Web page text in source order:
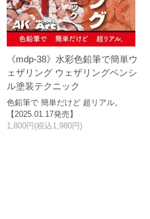
《mdp-38》水彩色鉛筆で簡単ウ
ェザリング ウェザリングペンシ
ル塗装テクニック
色鉛筆で 簡単だけど 超リアル。
【2025.01.17発売】
1,800円(税込1,980円)